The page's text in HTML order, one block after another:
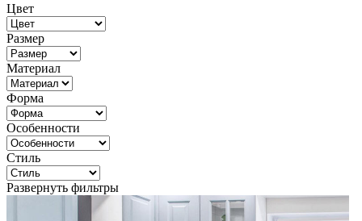
Цвет
Размер
Материал
Форма
Особенности
Стиль
Развернуть фильтры